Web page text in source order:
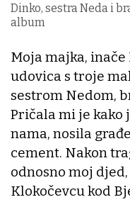
Dinko, sestra Neda i
album
Moja majka,
udovica s troje
sestrom Nedom,
Pričala mi je kako
nama, nosila
cement. Nakon
odnosno moj
Klokočevcu kod